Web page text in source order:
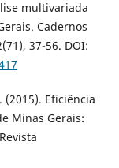
multivariada
Cadernos
37-56. DOI:
(2015). Eficiência
Minas Gerais: